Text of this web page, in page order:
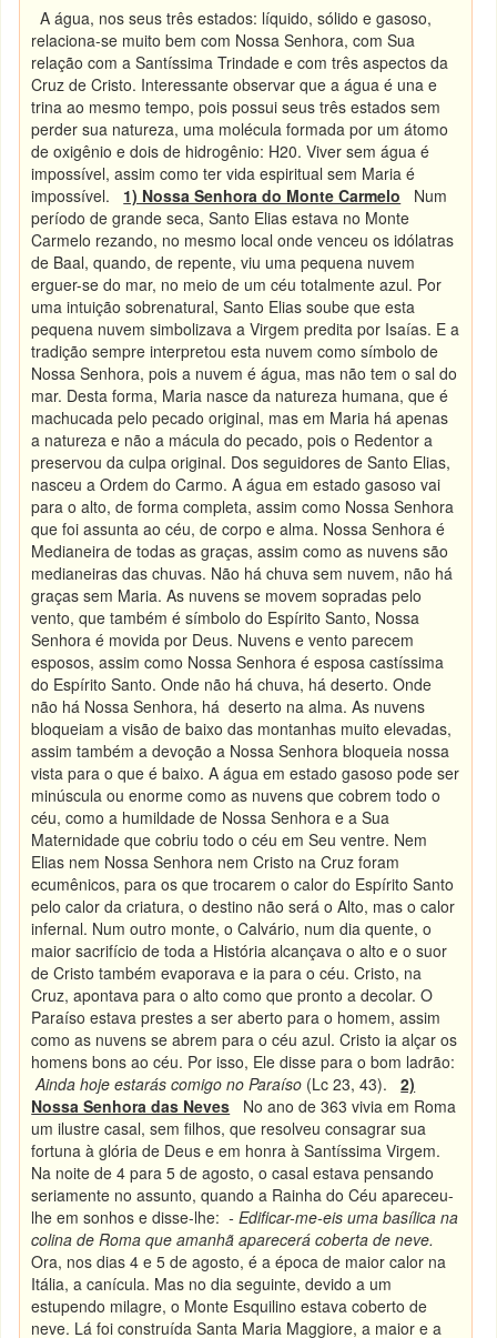
A água, nos seus três estados: líquido, sólido e gasoso,
relaciona-se muito bem com Nossa Senhora, com Sua
relação com a Santíssima Trindade e com três aspectos da
Cruz de Cristo. Interessante observar que a água é una e
trina ao mesmo tempo, pois possui seus três estados sem
perder sua natureza, uma molécula formada por um átomo
de oxigênio e dois de hidrogênio: H20. Viver sem água é
impossível, assim como ter vida espiritual sem Maria é
impossível. 1) Nossa Senhora do Monte Carmelo Num
período de grande seca, Santo Elias estava no Monte
Carmelo rezando, no mesmo local onde venceu os idólatras
de Baal, quando, de repente, viu uma pequena nuvem
erguer-se do mar, no meio de um céu totalmente azul. Por
uma intuição sobrenatural, Santo Elias soube que esta
pequena nuvem simbolizava a Virgem predita por Isaías. E a
tradição sempre interpretou esta nuvem como símbolo de
Nossa Senhora, pois a nuvem é água, mas não tem o sal do
mar. Desta forma, Maria nasce da natureza humana, que é
machucada pelo pecado original, mas em Maria há apenas
a natureza e não a mácula do pecado, pois o Redentor a
preservou da culpa original. Dos seguidores de Santo Elias,
nasceu a Ordem do Carmo. A água em estado gasoso vai
para o alto, de forma completa, assim como Nossa Senhora
que foi assunta ao céu, de corpo e alma. Nossa Senhora é
Medianeira de todas as graças, assim como as nuvens são
medianeiras das chuvas. Não há chuva sem nuvem, não há
graças sem Maria. As nuvens se movem sopradas pelo
vento, que também é símbolo do Espírito Santo, Nossa
Senhora é movida por Deus. Nuvens e vento parecem
esposos, assim como Nossa Senhora é esposa castíssima
do Espírito Santo. Onde não há chuva, há deserto. Onde
não há Nossa Senhora, há deserto na alma. As nuvens
bloqueiam a visão de baixo das montanhas muito elevadas,
assim também a devoção a Nossa Senhora bloqueia nossa
vista para o que é baixo. A água em estado gasoso pode ser
minúscula ou enorme como as nuvens que cobrem todo o
céu, como a humildade de Nossa Senhora e a Sua
Maternidade que cobriu todo o céu em Seu ventre. Nem
Elias nem Nossa Senhora nem Cristo na Cruz foram
ecumênicos, para os que trocarem o calor do Espírito Santo
pelo calor da criatura, o destino não será o Alto, mas o calor
infernal. Num outro monte, o Calvário, num dia quente, o
maior sacrifício de toda a História alcançava o alto e o suor
de Cristo também evaporava e ia para o céu. Cristo, na
Cruz, apontava para o alto como que pronto a decolar. O
Paraíso estava prestes a ser aberto para o homem, assim
como as nuvens se abrem para o céu azul. Cristo ia alçar os
homens bons ao céu. Por isso, Ele disse para o bom ladrão:
Ainda hoje estarás comigo no Paraíso (Lc 23, 43).2)
Nossa Senhora das Neves No ano de 363 vivia em Roma
um ilustre casal, sem filhos, que resolveu consagrar sua
fortuna à glória de Deus e em honra à Santíssima Virgem.
Na noite de 4 para 5 de agosto, o casal estava pensando
seriamente no assunto, quando a Rainha do Céu apareceu-
lhe em sonhos e disse-lhe: - Edificar-me-eis uma basílica na
colina de Roma que amanhã aparecerá coberta de neve.
Ora, nos dias 4 e 5 de agosto, é a época de maior calor na
Itália, a canícula. Mas no dia seguinte, devido a um
estupendo milagre, o Monte Esquilino estava coberto de
neve. Lá foi construída Santa Maria Maggiore, a maior e a